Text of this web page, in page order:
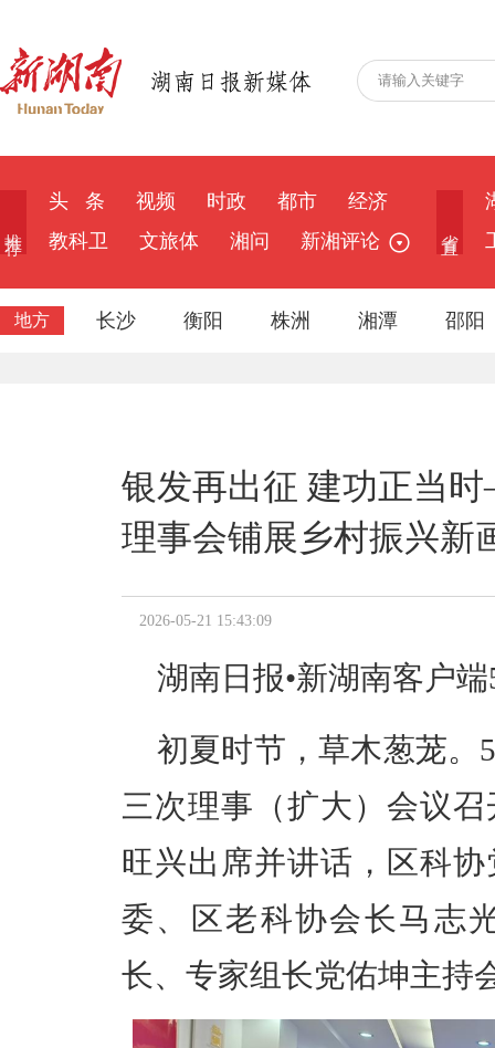
头 条 视频 时政 都市
经济
教科卫
文旅体 湘问 新湘评论
地方 长沙 衡阳 株洲 湘潭 邵阳
银发再出征 建功正当
理事会铺展乡村振兴新
2026-05-21 15:43:09
湖南日报•新湖南客户
初夏时节，草木葱茏。
三次理事（扩大）会议
旺兴出席并讲话，区科
委、区老科协会长马志
长、专家组长党佑坤主持